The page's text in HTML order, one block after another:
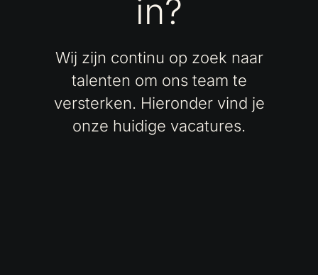
in?
Wij zijn continu op zoek naar
talenten om ons team te
versterken. Hieronder vind je
onze huidige vacatures.